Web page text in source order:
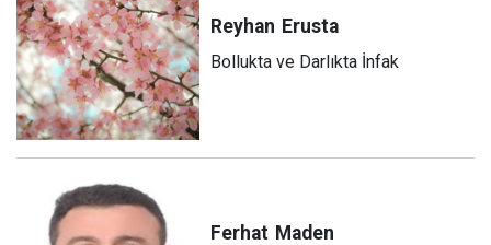
Reyhan Erusta
Bollukta ve Darlıkta İnfak
Ferhat Maden